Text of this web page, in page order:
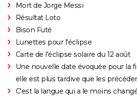
Mort de Jorge Messi
Résultat Loto
Bison Futé
Lunettes pour l'éclipse
Carte de l'éclipse solaire du 12 août
Une nouvelle date évoquée pour la
elle est plus tardive que les
C'est la langue qui a le moins